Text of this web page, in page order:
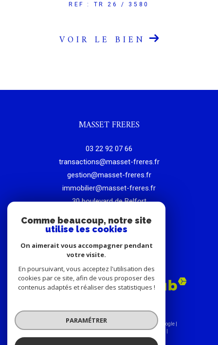
REF : TR 26 / 3580
VOIR LE BIEN
MASSET FRERES
03 22 92 07 66
transactions@masset-freres.fr
gestion@masset-freres.fr
immobilier@masset-freres.fr
30 boulevard de Belfort
ADHÉRENTS
© 2026 | Tous droits réservés | Traduction powered by Google |
Nos honoraires
Plan du site
Mentions légales
Admin
Nos liens Politique RGPD Cookies
Comme beaucoup, notre site
utilise les cookies
On aimerait vous accompagner pendant
votre visite.
En poursuivant, vous acceptez l'utilisation des
cookies par ce site, afin de vous proposer des
contenus adaptés et réaliser des statistiques !
PARAMÉTRER